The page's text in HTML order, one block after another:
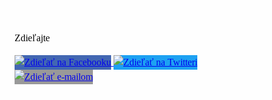
Zdieľajte